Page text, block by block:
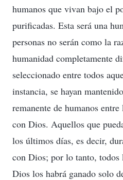
humanos que vivan bajo el
purificadas. Esta será una
personas no serán como la
humanidad completamente
seleccionado entre todos
instancia, se hayan
remanente de humanos
con Dios. Aquellos que
los últimos días, es decir,
con Dios; por lo tanto, todos
Dios los habrá ganado solo